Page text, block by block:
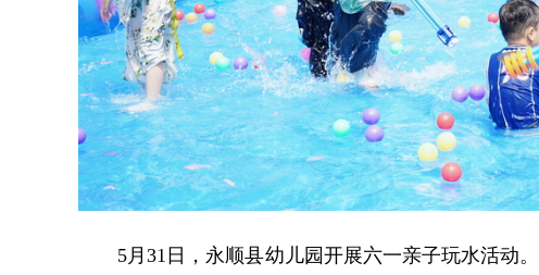
5月31日，永顺县幼儿园开展六一亲子玩水活动